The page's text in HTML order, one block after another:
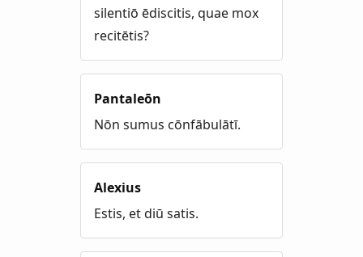
silentiō ēdiscitis, quae mox
recitētis?
Pantaleōn
Nōn sumus cōnfābulātī.
Alexius
Estis, et diū satis.